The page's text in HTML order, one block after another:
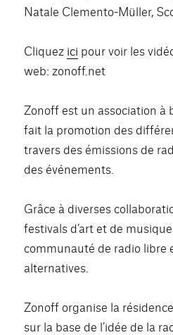
Natale Clemento-Müller,
Cliquez ici pour voir les
web: zonoff.net
Zonoff est un association
fait la promotion des
travers des émissions de
des événements.
Grâce à diverses
festivals d’art et de
communauté de radio libre
alternatives.
Zonoff organise la
sur la base de l’idée de la